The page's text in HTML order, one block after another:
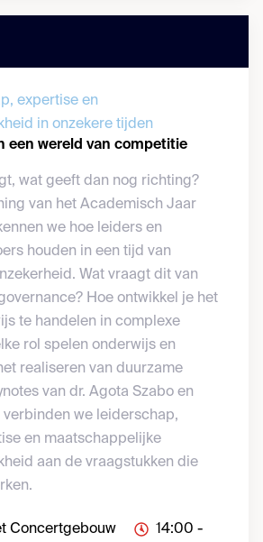
expertise en
in onzekere tijden
een wereld van competitie
wat geeft dan nog richting?
van het Academisch Jaar
we hoe leiders en
houden in een tijd van
Wat vraagt dit van
Hoe ontwikkel je het
te handelen in complexe
rol spelen onderwijs en
realiseren van duurzame
van dr. Agota Szabo en
verbinden we leiderschap,
en maatschappelijke
aan de vraagstukken die
Concertgebouw
14:00 -